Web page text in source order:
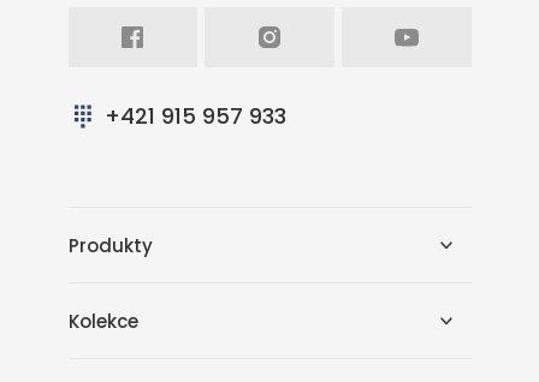
+421 915 957 933
Produkty
Kolekce